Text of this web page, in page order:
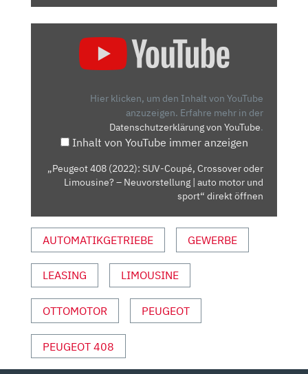
LIMOUSINE?
NEUVORSTELLUNG
MOTOR
UND
SPORT“
VON
ANZEIGEN
Hier klicken, um den Inhalt von YouTube
anzuzeigen. Erfahre mehr in der
Datenschutzerklärung von YouTube.
Inhalt von YouTube immer anzeigen
„Peugeot 408 (2022): SUV-Coupé, Crossover oder
Limousine? – Neuvorstellung | auto motor und
sport“ direkt öffnen
AUTOMATIKGETRIEBE GEWERBE
LEASING LIMOUSINE
OTTOMOTOR PEUGEOT
PEUGEOT 408